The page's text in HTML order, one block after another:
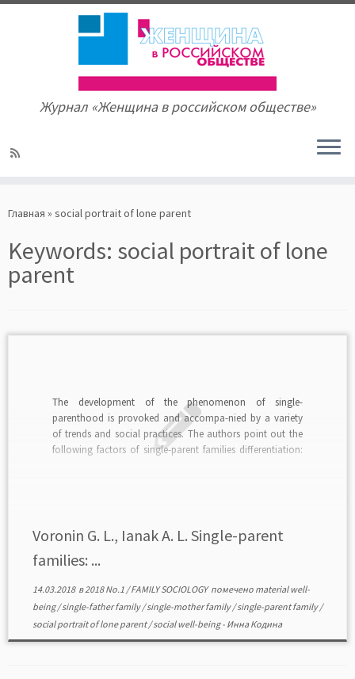
to
Журнал «Женщина в российском обществе»
Главная » social portrait of lone parent
Keywords: social portrait of lone
parent
The development of the phenomenon of single-
parenthood is provoked and accompa-nied by a variety
of trends and social practices. The authors point out the
following factors of single-parent families differentiation:
Voronin G. L., Ianak A. L. Single-parent
families: ...
14.03.2018в2018 No.1 /FAMILY SOCIOLOGYпомечено material well-
being/single-father family/single-mother family/single-parent family/
social portrait of lone parent/social well-being- Инна Кодина